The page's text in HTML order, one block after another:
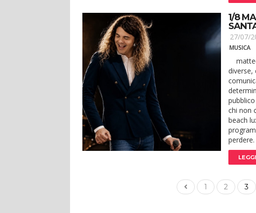
1/8
27/07/
MUSICA
diverse,
chi non
beach
1 2 3